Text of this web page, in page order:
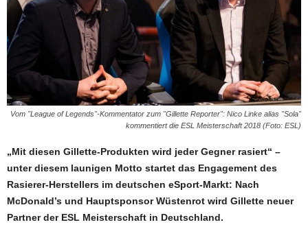
Vom "League of Legends"-Kommentator zum "Gillette Reporter": Nico Linke alias "Sola"
kommentiert die ESL Meisterschaft 2018 (Foto: ESL)
„Mit diesen Gillette-Produkten wird jeder Gegner rasiert“ –
unter diesem launigen Motto startet das Engagement des
Rasierer-Herstellers im deutschen eSport-Markt: Nach
McDonald’s und Hauptsponsor Wüstenrot wird Gillette neuer
Partner der ESL Meisterschaft in Deutschland.